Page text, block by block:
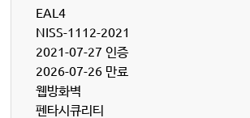
EAL4
NISS-1112-2021
2021-07-27 인증
2026-07-26 만료
웹방화벽
펜타시큐리티